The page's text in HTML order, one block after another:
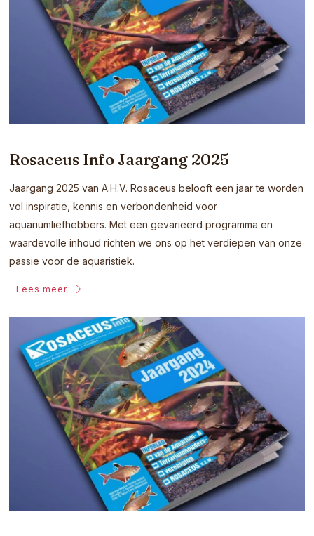
Rosaceus Info Jaargang 2025
Jaargang 2025 van A.H.V. Rosaceus belooft een jaar te worden
vol inspiratie, kennis en verbondenheid voor
aquariumliefhebbers. Met een gevarieerd programma en
waardevolle inhoud richten we ons op het verdiepen van onze
passie voor de aquaristiek.
Lees meer